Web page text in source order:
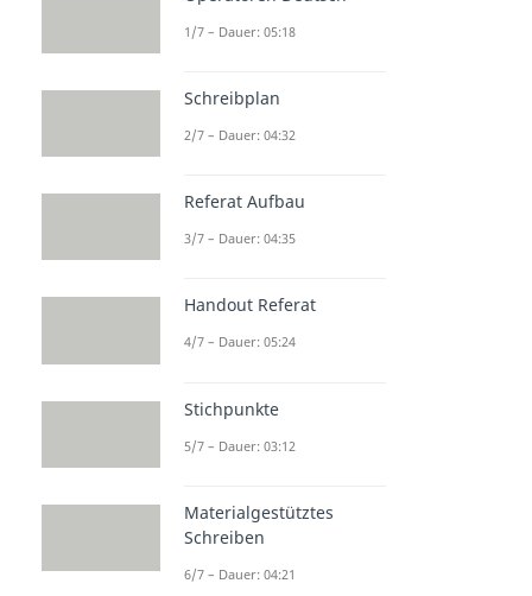
1/7 – Dauer: 05:18
Schreibplan
2/7 – Dauer: 04:32
Referat Aufbau
3/7 – Dauer: 04:35
Handout Referat
4/7 – Dauer: 05:24
Stichpunkte
5/7 – Dauer: 03:12
Materialgestütztes
Schreiben
6/7 – Dauer: 04:21